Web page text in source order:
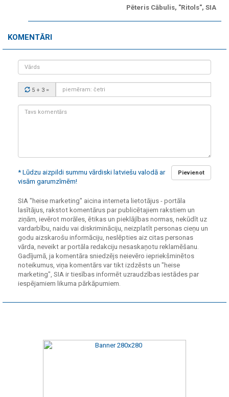
Pēteris Cābulis, "Ritols", SIA
KOMENTĀRI
Vārds
Drošības
kods:
5 + 3 =
Tavs
Pievienot
* Lūdzu aizpildi summu vārdiski latviešu valodā ar
visām garumzīmēm!
SIA "heise marketing" aicina interneta lietotājus - portāla
lasītājus, rakstot komentārus par publicētajiem rakstiem un
ziņām, ievērot morāles, ētikas un pieklājības normas, nekūdīt uz
vardarbību, naidu vai diskrimināciju, neizplatīt personas cieņu un
godu aizskarošu informāciju, neslēpties aiz citas personas
vārda, neveikt ar portāla redakciju nesaskaņotu reklamēšanu.
Gadījumā, ja komentāra sniedzējs neievēro iepriekšminētos
noteikumus, viņa komentārs var tikt izdzēsts un "heise
marketing", SIA ir tiesības informēt uzraudzības iestādes par
iespējamiem likuma pārkāpumiem.